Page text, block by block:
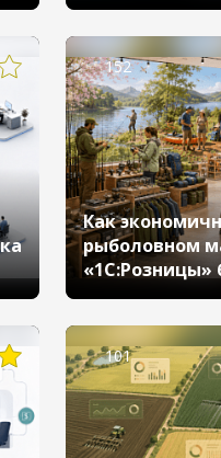
152
Как
рыболовном
«1С:Розницы»
сократить
101